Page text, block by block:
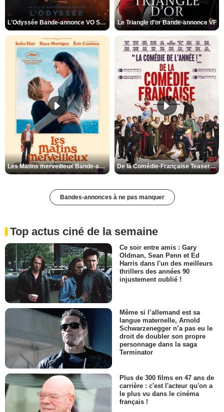
L'Odyssée Bande-annonce VO STFR Le Triangle d'or Bande-annonce VF
Les Matins merveilleux Bande-annonce VF De la Comédie-Française Teaser VF
Bandes-annonces à ne pas manquer
Top actus ciné de la semaine
Ce soir entre amis : Gary
Oldman, Sean Penn et Ed
Harris dans l'un des meilleurs
thrillers des années 90
injustement oublié !
Même si l’allemand est sa
langue maternelle, Arnold
Schwarzenegger n’a pas eu le
droit de doubler son propre
personnage dans la saga
Terminator
Plus de 300 films en 47 ans de
carrière : c'est l'acteur qu'on a
le plus vu dans le cinéma
français !